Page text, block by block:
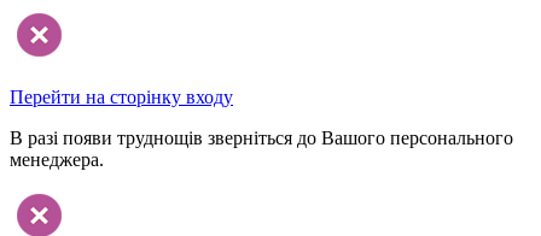
Перейти на сторінку входу
В разі появи труднощів зверніться до Вашого персонального
менеджера.